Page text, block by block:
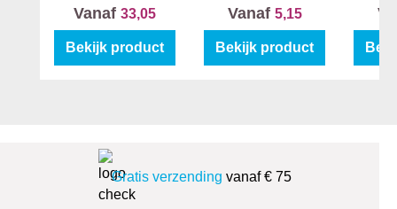
Vanaf 33,05
Bekijk product
Vanaf 5,15
Bekijk product
Gratis verzending vanaf € 75